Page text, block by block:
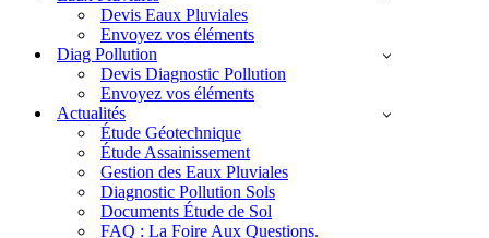
Devis Eaux Pluviales
Envoyez vos éléments
Diag Pollution
Devis Diagnostic Pollution
Envoyez vos éléments
Actualités
Étude Géotechnique
Étude Assainissement
Gestion des Eaux Pluviales
Diagnostic Pollution Sols
Documents Étude de Sol
FAQ : La Foire Aux Questions.